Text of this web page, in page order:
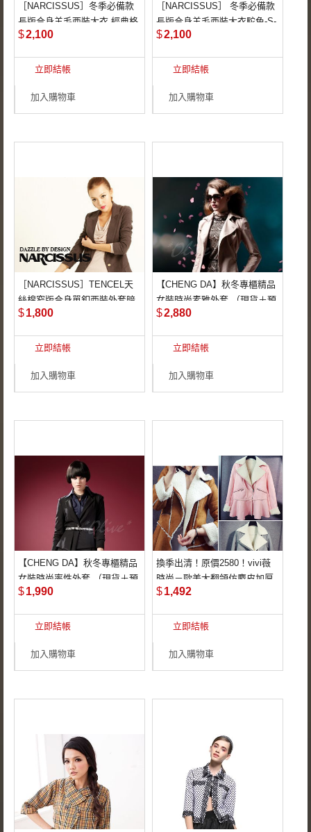
STYLE－NAW1129J
65％特選羊毛保暖面
背後下擺開叉設計
［NARCISSUS］冬季必備款
長版合身羊毛西裝大衣 經典格
紋-S-M
$2,100
立即結帳
加入購物車
STYLE－NAW1129J
65％特選羊毛保暖面
長版合身經典雙排釦
剪裁
［NARCISSUS］ 冬季必備款
長版合身羊毛西裝大衣駝色-S-
M
$2,100
立即結帳
加入購物車
STYLE－NAW1124J
TENCEL天絲棉＋
窄版合身超顯瘦剪裁
［NARCISSUS］TENCEL天
絲棉窄版合身單釦西裝外套暗
夜灰-S-M
$1,800
立即結帳
加入購物車
都會女性風格
OL最愛潮流款
預購需等候7－10
天，請耐心等候
【CHENG DA】秋冬專櫃精品
女裝時尚素雅外套 （現貨＋預
購）
$2,880
立即結帳
加入購物車
特殊設計剪裁
前衛不對襯設計
預購需等候7－10
天，請耐心等候
【CHENG DA】秋冬專櫃精品
女裝時尚率性外套 （現貨＋預
購）
$1,990
立即結帳
加入購物車
☆仿麝皮與加厚羊羔
絨內裡一體成型
長版設計修身有型
☆多次退貨將影響日
後下單權利
換季出清！原價2580！vivi薇
時尚－歐美大翻領仿麝皮加厚
羊羔絨內裡大衣外套(3色2尺寸
$1,492
立即結帳
加入購物車